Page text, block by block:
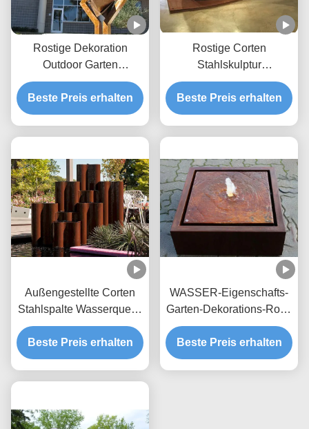
Rostige Dekoration
Outdoor Garten
Wasserbrunnen
Cortenstahl Skulptur
Beste Preis erhalten
Rostige Corten
Stahlskulptur
Wasserbrunnen für
Außendekoration
Beste Preis erhalten
Außengestellte Corten
Stahlspalte Wasserquelle
für den Garten
Beste Preis erhalten
WASSER-Eigenschafts-
Garten-Dekorations-Rost-
Oberfläche
Metallzeitgenössische
Corten Stahl
Beste Preis erhalten